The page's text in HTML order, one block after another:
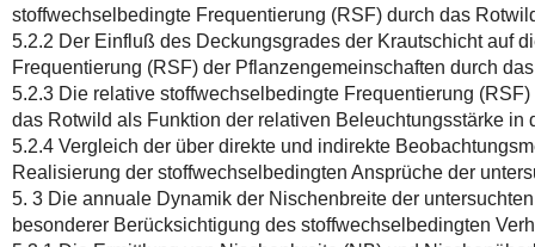
stoffwechselbedingte Frequentierung (RSF) durch das
5.2.2 Der Einfluß des Deckungsgrades der Krautschicht auf
Frequentierung (RSF) der Pflanzengemeinschaften durch
5.2.3 Die relative stoffwechselbedingte Frequentierung
das Rotwild als Funktion der relativen Beleuchtungsstärke in
5.2.4 Vergleich der über direkte und indirekte
Realisierung der stoffwechselbedingten Ansprüche der
5. 3 Die annuale Dynamik der Nischenbreite der
besonderer Berücksichtigung des stoffwechselbedingten